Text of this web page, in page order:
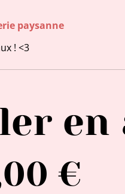
paysanne
! <3
en
€